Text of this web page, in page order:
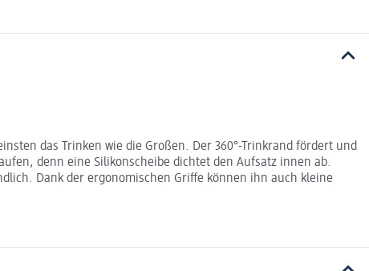
das Trinken wie die Großen. Der 360°-Trinkrand fördert und
denn eine Silikonscheibe dichtet den Aufsatz innen ab.
Dank der ergonomischen Griffe können ihn auch kleine